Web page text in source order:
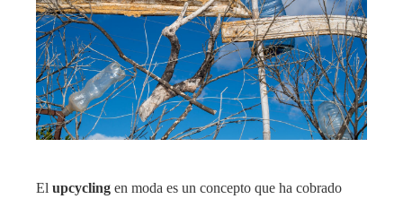
El upcycling en moda es un concepto que ha cobrado